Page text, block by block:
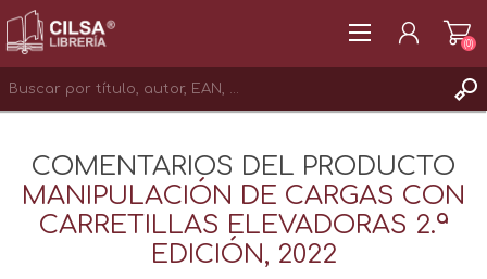
INICIAR SESIÓN
(0)
COMENTARIOS DEL PRODUCTO
MANIPULACIÓN DE CARGAS CON
CARRETILLAS ELEVADORAS 2.ª
EDICIÓN, 2022